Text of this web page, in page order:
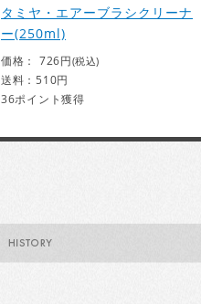
タミヤ・エアーブラシクリーナ
ー(250ml)
価格： 726円(税込)
送料：510円
36ポイント獲得